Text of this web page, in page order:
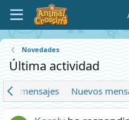
Novedades
Última actividad
mensajes Nuevos